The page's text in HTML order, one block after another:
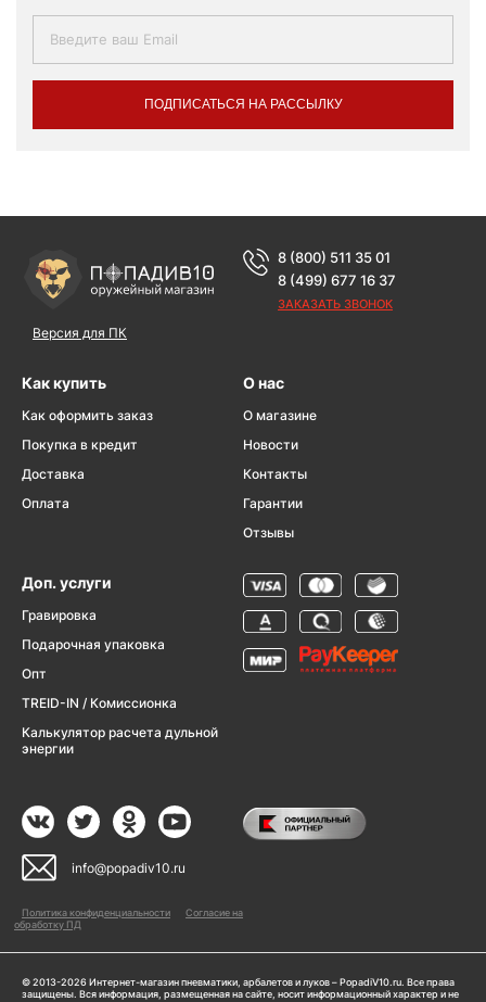
ПОДПИСАТЬСЯ НА РАССЫЛКУ
Версия для ПК
8 (800) 511 35 01
8 (499) 677 16 37
ЗАКАЗАТЬ ЗВОНОК
Как купить
Как оформить заказ
Покупка в кредит
Доставка
Оплата
О нас
О магазине
Новости
Контакты
Гарантии
Отзывы
Доп. услуги
Гравировка
Подарочная упаковка
Опт
TREID-IN / Комиссионка
Калькулятор расчета дульной
энергии
info@popadiv10.ru
Политика конфиденциальности
Согласие на
обработку ПД
© 2013-2026 Интернет-магазин пневматики, арбалетов и луков – PopadiV10.ru. Все права
защищены. Вся информация, размещенная на сайте, носит информационный характер и не